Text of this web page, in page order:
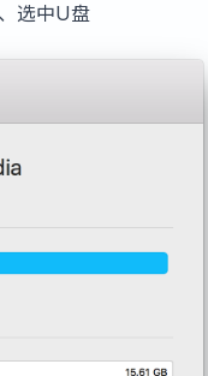
选中U盘